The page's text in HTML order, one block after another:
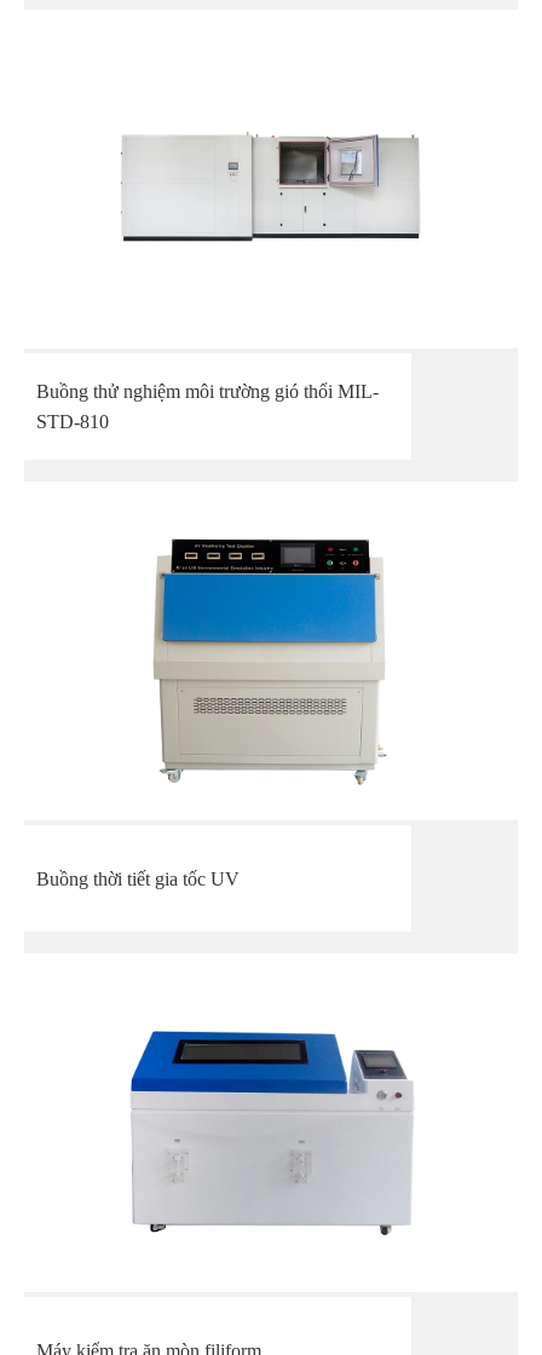
Buồng thử nghiệm môi trường gió thổi MIL-
STD-810
Buồng thời tiết gia tốc UV
Máy kiểm tra ăn mòn filiform